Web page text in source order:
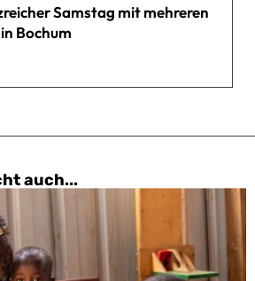
Samstag mit mehreren
Bochum
auch...